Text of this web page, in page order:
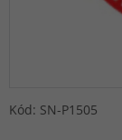
Kód: SN-P1505